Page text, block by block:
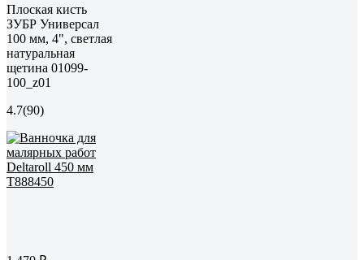
Плоская кисть
ЗУБР Универсал
100 мм, 4", светлая
натуральная
щетина 01099-
100_z01
4.7(90)